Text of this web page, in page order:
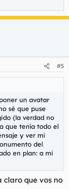
#5
un avatar
sé que puse
(la verdad no
que tenía todo el
y ver mi
del
en plan: a mi
que vos no